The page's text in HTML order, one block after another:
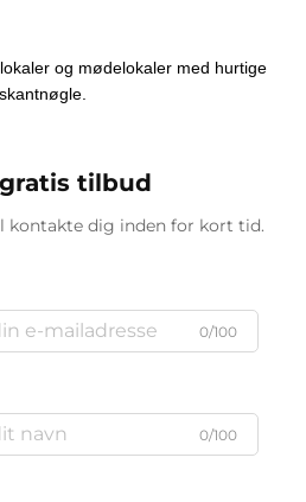
og mødelokaler med hurtige
tilbud
kontakte dig inden for kort tid.
0/100
0/100